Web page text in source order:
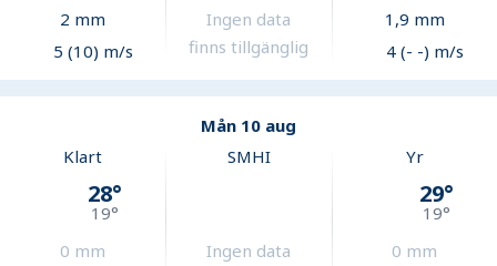
2 mm
5 (10) m/s
Ingen data
finns tillgänglig
1,9 mm
4 (- -) m/s
Mån 10 aug
Klart
28°
19°
0 mm
SMHI
Ingen data
Yr
29°
19°
0 mm